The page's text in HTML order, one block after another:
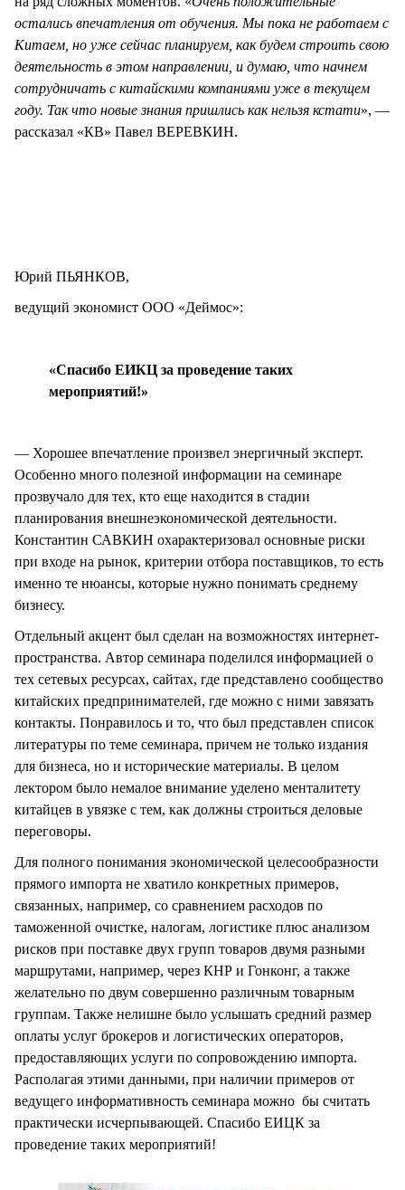
остались впечатления от обучения. Мы пока не работаем с
Китаем, но уже сейчас планируем, как будем строить свою
деятельность в этом направлении, и думаю, что начнем
сотрудничать с китайскими компаниями уже в текущем
году. Так что новые знания пришлись как нельзя кстати», —
рассказал «КВ» Павел ВЕРЕВКИН.
Юрий ПЬЯНКОВ,
ведущий экономист ООО «Деймос»:
«Спасибо ЕИКЦ за проведение таких
мероприятий!»
— Хорошее впечатление произвел энергичный эксперт.
Особенно много полезной информации на семинаре
прозвучало для тех, кто еще находится в стадии
планирования внешнеэкономической деятельности.
Константин САВКИН охарактеризовал основные риски
при входе на рынок, критерии отбора поставщиков, то есть
именно те нюансы, которые нужно понимать среднему
бизнесу.
Отдельный акцент был сделан на возможностях интернет-
пространства. Автор семинара поделился информацией о
тех сетевых ресурсах, сайтах, где представлено сообщество
китайских предпринимателей, где можно с ними завязать
контакты. Понравилось и то, что был представлен список
литературы по теме семинара, причем не только издания
для бизнеса, но и исторические материалы. В целом
лектором было немалое внимание уделено менталитету
китайцев в увязке с тем, как должны строиться деловые
переговоры.
Для полного понимания экономической целесообразности
прямого импорта не хватило конкретных примеров,
связанных, например, со сравнением расходов по
таможенной очистке, налогам, логистике плюс анализом
рисков при поставке двух групп товаров двумя разными
маршрутами, например, через КНР и Гонконг, а также
желательно по двум совершенно различным товарным
группам. Также нелишне было услышать средний размер
оплаты услуг брокеров и логистических операторов,
предоставляющих услуги по сопровождению импорта.
Располагая этими данными, при наличии примеров от
ведущего информативность семинара можно бы считать
практически исчерпывающей. Спасибо ЕИЦК за
проведение таких мероприятий!